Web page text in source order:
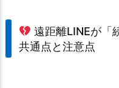
遠距離LINEが「
共通点と注意点